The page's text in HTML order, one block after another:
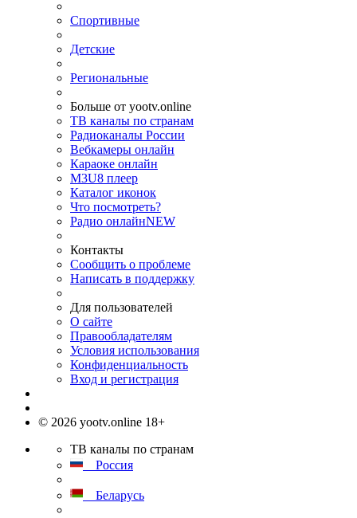
Спортивные
Детские
Региональные
Больше от yootv.online
ТВ каналы по странам
Радиоканалы России
Вебкамеры онлайн
Караоке онлайн
M3U8 плеер
Каталог иконок
Что посмотреть?
Радио онлайнNEW
Контакты
Сообщить о проблеме
Написать в поддержку
Для пользователей
О сайте
Правообладателям
Условия использования
Конфиденциальность
Вход и регистрация
© 2026 yootv.online 18+
ТВ каналы по странам
Россия
Беларусь